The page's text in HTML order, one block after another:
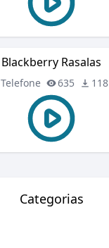
Blackberry Rasalas
Telefone 635 118
Categorias